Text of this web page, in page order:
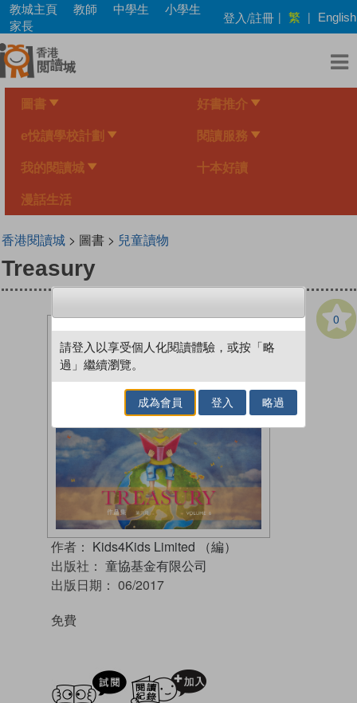
Skip
main
content
教城主頁 教師 中學生
小學生
家長
登入/註冊 | 繁 | English
圖書 好書推介
e悅讀學校計劃 閱讀服務
我的閱讀城 十本好讀
漫話生活
香港閱讀城> 圖書 > 兒童讀物
Treasury
0
作者： Kids4Kids Limited （編）
出版社： 童協基金有限公司
出版日期： 06/2017
免費
試閲
請登入以享受個人化閱讀體驗，或按「略
過」繼續瀏覽。
成為會員 登入 略過